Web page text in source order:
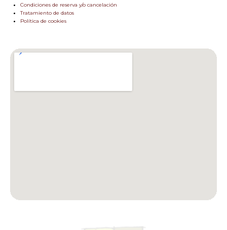
Condiciones de reserva y/o cancelación
Tratamiento de datos
Política de cookies